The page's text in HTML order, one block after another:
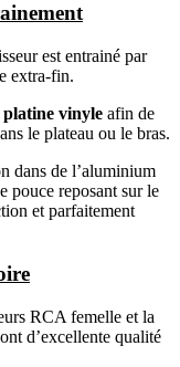
est entrainé par
extra-fin.
platine vinyle afin de
le plateau ou le bras.
dans de l’aluminium
pouce reposant sur le
et parfaitement
RCA femelle et la
d’excellente qualité